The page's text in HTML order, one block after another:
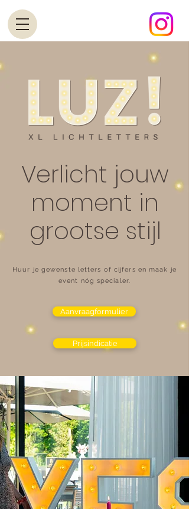
Verlicht jouw
moment in
grootse stijl
Huur je gewenste letters of cijfers en maak je
event nóg specialer.
Aanvraagformulier
Prijsindicatie